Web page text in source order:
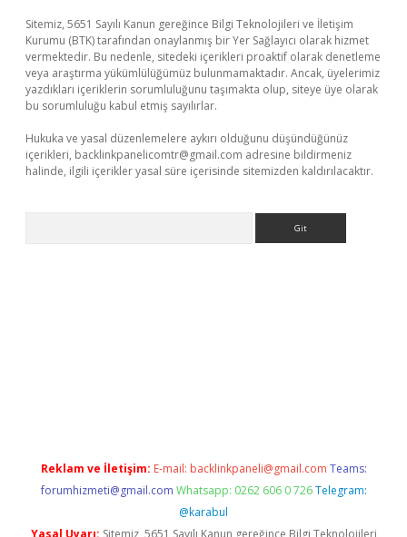
Sitemiz, 5651 Sayılı Kanun gereğince Bilgi Teknolojileri ve İletişim
Kurumu (BTK) tarafından onaylanmış bir Yer Sağlayıcı olarak hizmet
vermektedir. Bu nedenle, sitedeki içerikleri proaktif olarak denetleme
veya araştırma yükümlülüğümüz bulunmamaktadır. Ancak, üyelerimiz
yazdıkları içeriklerin sorumluluğunu taşımakta olup, siteye üye olarak
bu sorumluluğu kabul etmiş sayılırlar.
Hukuka ve yasal düzenlemelere aykırı olduğunu düşündüğünüz
içerikleri, backlinkpanelicomtr@gmail.com adresine bildirmeniz
halinde, ilgili içerikler yasal süre içerisinde sitemizden kaldırılacaktır.
Reklam ve İletişim: E-mail: backlinkpaneli@gmail.com Teams:
forumhizmeti@gmail.com Whatsapp: 0262 606 0 726 Telegram:
@karabul
Yasal Uyarı: Sitemiz, 5651 Sayılı Kanun gereğince Bilgi Teknolojileri